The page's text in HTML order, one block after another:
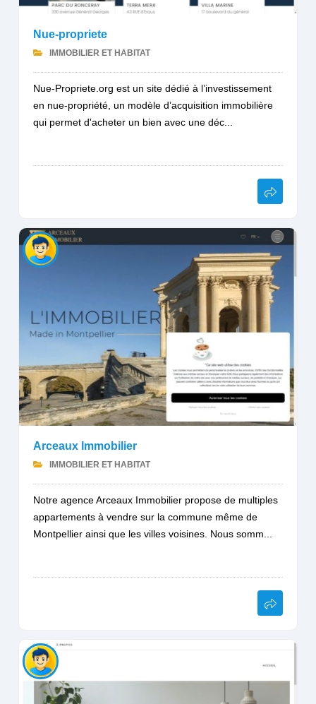
Nue-propriete
IMMOBILIER ET HABITAT
Nue-Propriete.org est un site dédié à l’investissement
en nue-propriété, un modèle d’acquisition immobilière
qui permet d'acheter un bien avec une déc...
Arceaux Immobilier
IMMOBILIER ET HABITAT
Notre agence Arceaux Immobilier propose de multiples
appartements à vendre sur la commune même de
Montpellier ainsi que les villes voisines. Nous somm...